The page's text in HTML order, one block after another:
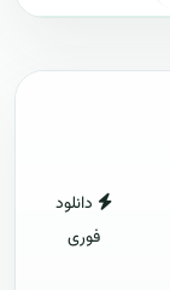
دانلود
فوری